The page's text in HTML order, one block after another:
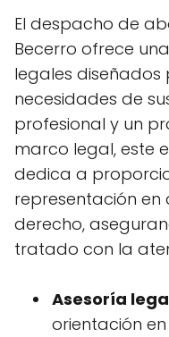
El despacho de
Becerro ofrece
legales
necesidades de
profesional y un
marco legal, este
dedica a
representación en
derecho,
tratado con la
Asesoría
orientación